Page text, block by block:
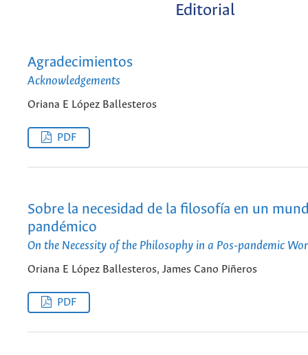
Editorial
Agradecimientos
Acknowledgements
Oriana E López Ballesteros
PDF
Sobre la necesidad de la filosofía en un
pandémico
On the Necessity of the Philosophy in a Pos-pandemic
Oriana E López Ballesteros, James Cano Piñeros
PDF